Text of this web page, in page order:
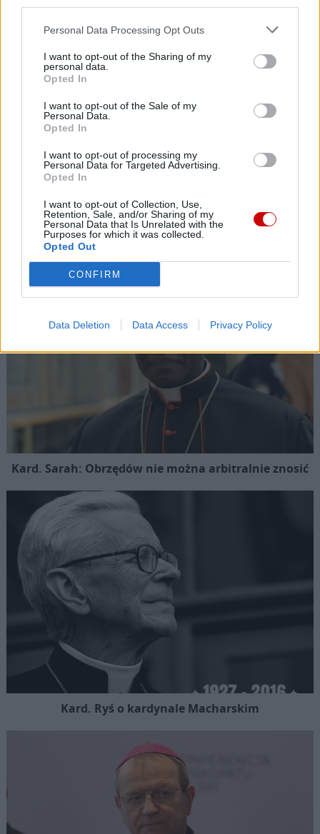
Personal Data Processing Opt Outs
I want to opt-out of the Sharing of my
personal data.
Opted In
I want to opt-out of the Sale of my
Personal Data.
Opted In
I want to opt-out of processing my
Personal Data for Targeted Advertising.
Opted In
I want to opt-out of Collection, Use,
Retention, Sale, and/or Sharing of my
Personal Data that Is Unrelated with the
Purposes for which it was collected.
Opted Out
CONFIRM
Data Deletion Data Access Privacy Policy
08 sierpnia 2026 | 21:07
08 sierpnia 2026 | 20:19
Siostra Wolfers: w czasach kryzysu radość ma siłę polityczną
08 sierpnia 2026 | 19:04
SIGNIS 2026: komunikacja w służbie Ewangelii
08 sierpnia 2026 | 18:23
Papież: w św. Agacie kontemplujemy zwycięstwo miłości nad
Popularne
Kard. Sarah: Obrzędów nie można arbitralnie znosić
Kard. Ryś o kardynale Macharskim